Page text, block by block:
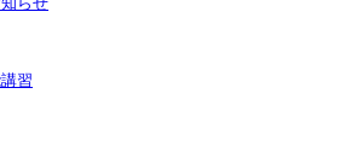
習